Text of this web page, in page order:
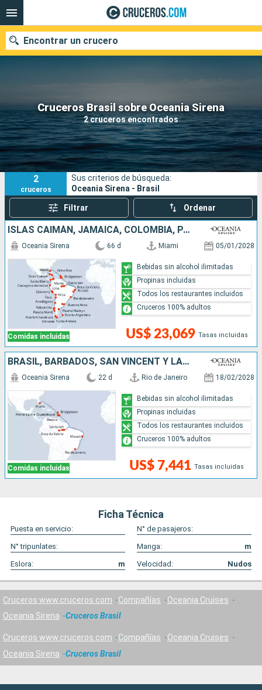
Cruceros Brasil sobre Oceania Sirena
2 cruceros encontrados
Encontrar un crucero
Nuestros destinos
Fecha de salida
Puertos Compañías
Buscar
2
cruceros
Sus criterios de búsqueda:
Oceania Sirena - Brasil
Filtrar Ordenar
ISLAS CAIMÁN, JAMAICA, COLOMBIA, PANAMÁ, ECUADOR, PERÚ, CHILE, ARGENTINA, ISLAS MALVINAS, URUGUAY, BRASIL, BARBADOS, SAN VINCENT Y LAS GRANADINAS, ESTADOS UNIDOS
Comidas incluidas
Oceania Sirena 66 d Miami 05/01/2028
US$ 23,069 Tasas incluidas
Bebidas sin alcohol ilimitadas
Propinas incluidas
Todos los restaurantes incluidos
Cruceros 100% adultos
BRASIL, BARBADOS, SAN VINCENT Y LAS GRANADINAS, ESTADOS UNIDOS
Comidas incluidas
Oceania Sirena 22 d Rio de Janeiro 18/02/2028
US$ 7,441 Tasas incluidas
Bebidas sin alcohol ilimitadas
Propinas incluidas
Todos los restaurantes incluidos
Cruceros 100% adultos
Ficha Técnica
Puesta en servicio:
N° de pasajeros:
N° tripunlates:
Manga:
m
Eslora:
m Velocidad: Nudos
Cruceros www.cruceros.com Compañías
Oceania Cruises
Oceania Sirena
Cruceros Brasil
Cruceros www.cruceros.com Compañías
Oceania Cruises
Oceania Sirena
Cruceros Brasil